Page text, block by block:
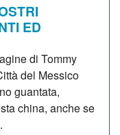
ED
di Tommy
del Messico
guantata,
china, anche se